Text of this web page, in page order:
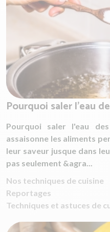
Pourquoi saler l'eau
Pourquoi saler l'eau
assaisonne les aliments
leur saveur jusque dans
pas seulement &agra...
Nos techniques de cuisine
Reportages
Techniques et astuces de